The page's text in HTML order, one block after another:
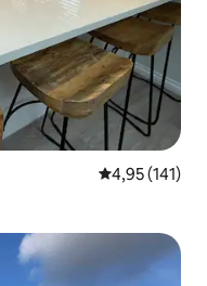
4,95 ud af 5 i
4,95 (141)